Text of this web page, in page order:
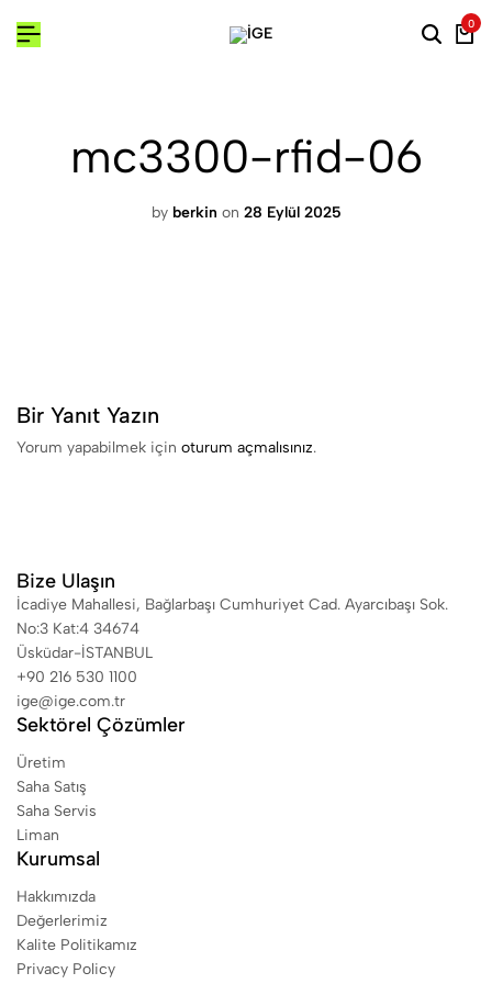
Search
0
mc3300-rfid-06
by berkin on 28 Eylül 2025
Bir Yanıt Yazın
Yorum yapabilmek için oturum açmalısınız.
Bize Ulaşın
İcadiye Mahallesi, Bağlarbaşı Cumhuriyet Cad. Ayarcıbaşı Sok.
No:3 Kat:4 34674
Üsküdar-İSTANBUL
+90 216 530 1100
ige@ige.com.tr
Sektörel Çözümler
Üretim
Saha Satış
Saha Servis
Liman
Kurumsal
Hakkımızda
Değerlerimiz
Kalite Politikamız
Privacy Policy